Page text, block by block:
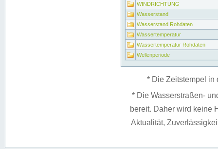
WINDRICHTUNG
Wasserstand
Wasserstand Rohdaten
Wassertemperatur
Wassertemperatur Rohdaten
Wellenperiode
* Die Zeitstempel in
* Die Wasserstraßen-
bereit. Daher wird keine
Aktualität,